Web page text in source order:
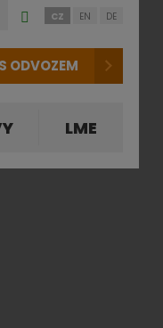
ODVOZEM
Přihlášení
klienstké
CZ EN DE
LME